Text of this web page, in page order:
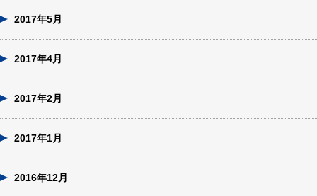
2017年5月
2017年4月
2017年2月
2017年1月
2016年12月